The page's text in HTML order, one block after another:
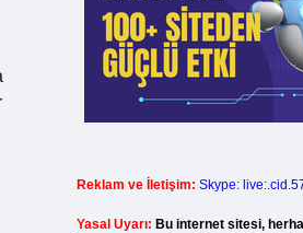
Reklam ve İletişim: Skype:
Yasal Uyarı: Bu internet sitesi,